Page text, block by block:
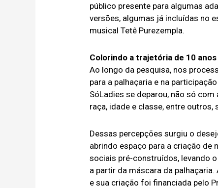
público presente para algumas
versões, algumas já incluídas no
musical Tetê Purezempla.
Colorindo a trajetória de 10 anos
Ao longo da pesquisa, nos
para a palhaçaria e na
SóLadies se deparou, não só
raça, idade e classe, entre
Dessas percepções surgiu o
abrindo espaço para a criação de
sociais pré-construídos, levando
a partir da máscara da
e sua criação foi financiada pelo